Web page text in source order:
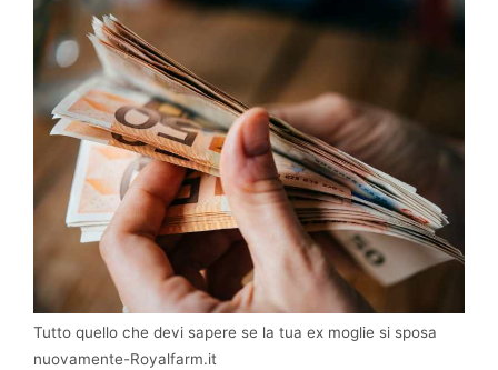
Tutto quello che devi sapere se la tua ex moglie si sposa
nuovamente-Royalfarm.it